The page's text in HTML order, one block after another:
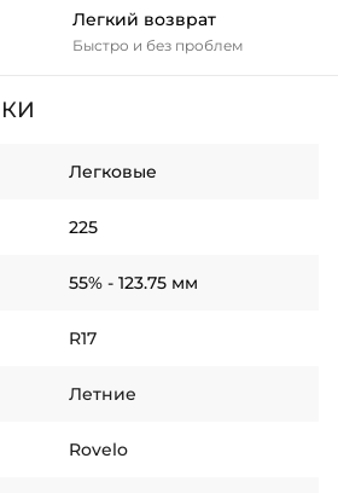
Легкий возврат
Быстро и без проблем
Легковые
225
55% - 123.75 мм
R17
Летние
Rovelo